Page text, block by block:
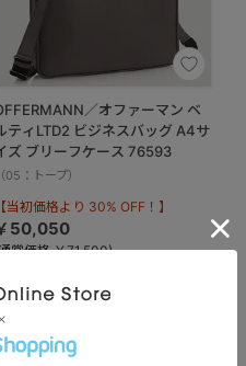
／オファーマン ベ
ティLTD2 ビジネスバッグ A4サ
ズ ブリーフケース 76593
（05：トープ）
【当初価格より 30% OFF！】
50,050
常価格 ￥71,500)